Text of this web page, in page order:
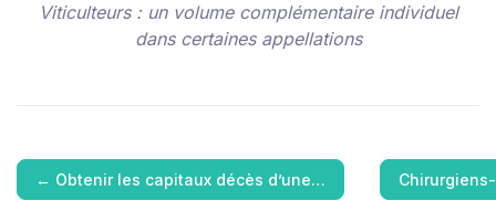
Viticulteurs : un volume complémentaire individuel
dans certaines appellations
← Obtenir les capitaux décès d’une…